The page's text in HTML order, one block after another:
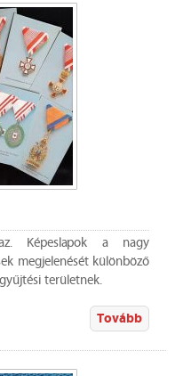
Képeslapok a nagy
megjelenését különböző
területnek.
Tovább